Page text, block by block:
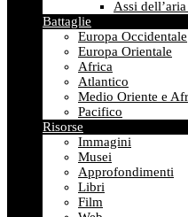
Assi
Battaglie
Europa Occidentale
Europa Orientale
Africa
Atlantico
Medio Oriente e
Pacifico
Risorse
Immagini
Musei
Approfondimenti
Libri
Film